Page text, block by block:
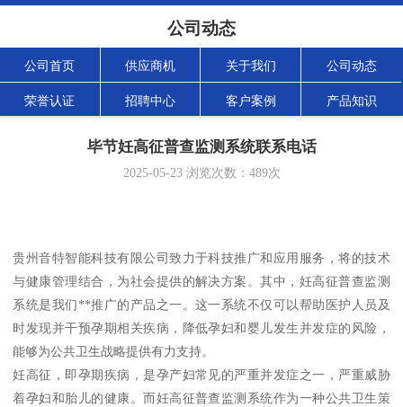
公司动态
公司首页 供应商机 关于我们 公司动态
荣誉认证 招聘中心 客户案例 产品知识
毕节妊高征普查监测系统联系电话
2025-05-23浏览次数： 489次
贵州音特智能科技有限公司致力于科技推广和应用服务，将的技术
与健康管理结合，为社会提供的解决方案。其中，妊高征普查监测
系统是我们**推广的产品之一。这一系统不仅可以帮助医护人员及
时发现并干预孕期相关疾病，降低孕妇和婴儿发生并发症的风险，
能够为公共卫生战略提供有力支持。
妊高征，即孕期疾病，是孕产妇常见的严重并发症之一，严重威胁
着孕妇和胎儿的健康。而妊高征普查监测系统作为一种公共卫生策